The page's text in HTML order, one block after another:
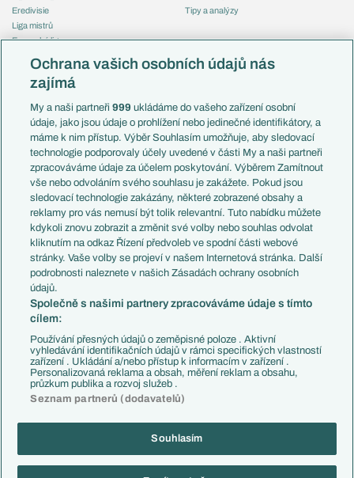
Eredivisie
Liga mistrů
Evropská liga
Mistrovství světa
Liga národů
Témata
Představení týmů MS
EuroSkauting
PL v kostce
Evropské koeficienty
Přestupy
Přestupové spekulace
Zranění
Kluby
Arsenal FC
Chelsea FC
Manchester United
AC Milán
Juventus FC
Bayern Mnichov
FC Barcelona
Real Madrid
Tipy a analýzy
Česko
Francie
Itálie
Německo
Španělsko
Argentina
Brazílie
Přestupy
Zápasy
Livescore
Tipovací soutěž
Copyright © 2001-2026 EuroFotbal.cz. Využíváme zpravodajství ČTK.
Informace o zpracování osobních údajů
Ochrana vašich osobních údajů nás
zajímá
My a naši partneři999 ukládáme do vašeho zařízení osobní
údaje, jako jsou údaje o prohlížení nebo jedinečné identifikátory, a
máme k nim přístup. Výběr Souhlasím umožňuje, aby sledovací
technologie podporovaly účely uvedené v části My a naši partneři
zpracováváme údaje za účelem poskytování. Výběrem Zamítnout
vše nebo odvoláním svého souhlasu je zakážete. Pokud jsou
sledovací technologie zakázány, některé zobrazené obsahy a
reklamy pro vás nemusí být tolik relevantní. Tuto nabídku můžete
kdykoli znovu zobrazit a změnit své volby nebo souhlas odvolat
kliknutím na odkaz Řízení předvoleb ve spodní části webové
stránky. Vaše volby se projeví v našem Internetová stránka. Další
podrobnosti naleznete v našich Zásadách ochrany osobních
údajů.
Společně s našimi partnery zpracováváme údaje s tímto
cílem:
Používání přesných údajů o zeměpisné poloze . Aktivní
vyhledávání identifikačních údajů v rámci specifických vlastností
zařízení . Ukládání a/nebo přístup k informacím v zařízení .
Personalizovaná reklama a obsah, měření reklam a obsahu,
průzkum publika a rozvoj služeb .
Seznam partnerů (dodavatelů)
Souhlasím